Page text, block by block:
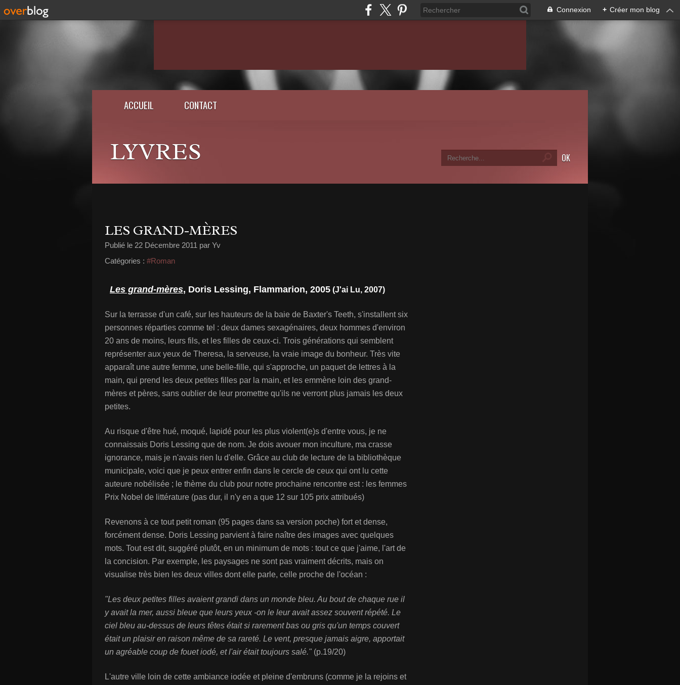
Connexion + Créer mon blog
ACCUEIL CONTACT
LYVRES
LES GRAND-MÈRES
Publié le 22 Décembre 2011 par Yv
Catégories : #Roman
Les grand-mères, Doris Lessing, Flammarion, 2005 (J'ai Lu, 2007)
Sur la terrasse d'un café, sur les hauteurs de la baie de Baxter's Teeth, s'installent six
personnes réparties comme tel : deux dames sexagénaires, deux hommes d'environ
20 ans de moins, leurs fils, et les filles de ceux-ci. Trois générations qui semblent
représenter aux yeux de Theresa, la serveuse, la vraie image du bonheur. Très vite
apparaît une autre femme, une belle-fille, qui s'approche, un paquet de lettres à la
main, qui prend les deux petites filles par la main, et les emmène loin des grand-
mères et pères, sans oublier de leur promettre qu'ils ne verront plus jamais les deux
petites.
Au risque d'être hué, moqué, lapidé pour les plus violent(e)s d'entre vous, je ne
connaissais Doris Lessing que de nom. Je dois avouer mon inculture, ma crasse
ignorance, mais je n'avais rien lu d'elle. Grâce au club de lecture de la bibliothèque
municipale, voici que je peux entrer enfin dans le cercle de ceux qui ont lu cette
auteure nobélisée ; le thème du club pour notre prochaine rencontre est : les femmes
Prix Nobel de littérature (pas dur, il n'y en a que 12 sur 105 prix attribués)
Revenons à ce tout petit roman (95 pages dans sa version poche) fort et dense,
forcément dense. Doris Lessing parvient à faire naître des images avec quelques
mots. Tout est dit, suggéré plutôt, en un minimum de mots : tout ce que j'aime, l'art de
la concision. Par exemple, les paysages ne sont pas vraiment décrits, mais on
visualise très bien les deux villes dont elle parle, celle proche de l'océan :
"Les deux petites filles avaient grandi dans un monde bleu. Au bout de chaque rue il
y avait la mer, aussi bleue que leurs yeux -on le leur avait assez souvent répété. Le
ciel bleu au-dessus de leurs têtes était si rarement bas ou gris qu'un temps couvert
était un plaisir en raison même de sa rareté. Le vent, presque jamais aigre, apportait
un agréable coup de fouet iodé, et l'air était toujours salé." (p.19/20)
L'autre ville loin de cette ambiance iodée et pleine d'embruns (comme je la rejoins et